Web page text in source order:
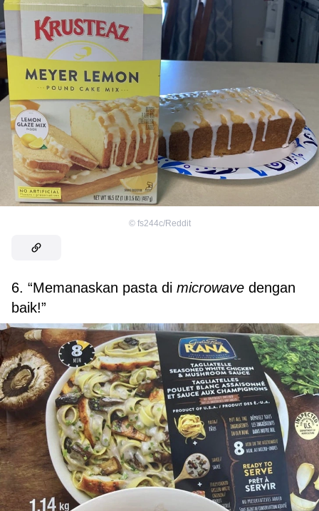
© fs244c/Reddit
6. “Memanaskan pasta di microwave dengan
baik!”